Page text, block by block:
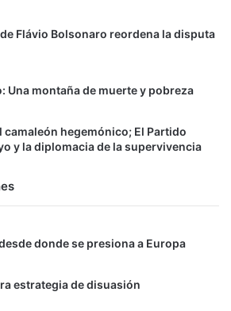
Flávio Bolsonaro reordena la disputa
Una montaña de muerte y pobreza
camaleón hegemónico; El Partido
y la diplomacia de la supervivencia
donde se presiona a Europa
estrategia de disuasión